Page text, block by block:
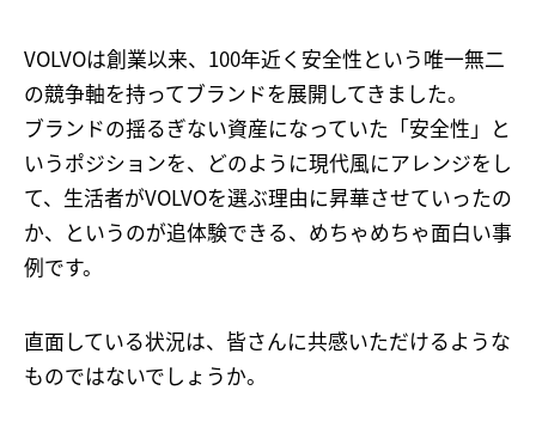
VOLVOは創業以来、100年近く安全性という唯一無二
の競争軸を持ってブランドを展開してきました。
ブランドの揺るぎない資産になっていた「安全性」と
いうポジションを、どのように現代風にアレンジをし
て、生活者がVOLVOを選ぶ理由に昇華させていったの
か、というのが追体験できる、めちゃめちゃ面白い事
例です。
直面している状況は、皆さんに共感いただけるような
ものではないでしょうか。